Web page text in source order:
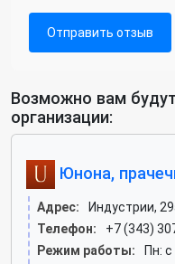
Отправить отзыв
Возможно вам
организации:
Юнона,
Адрес:
Индустрии,
Телефон:
+7 (343)
Режим работы:
Пн: